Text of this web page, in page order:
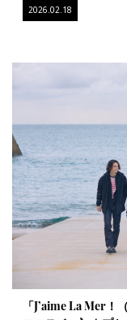
2026.02.18
「J’aime La Mer